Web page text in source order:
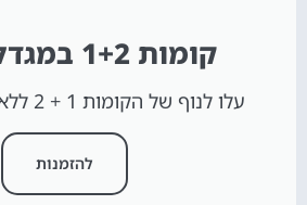
קומות 1+2 במגדל אייפל
עלו לנוף של הקומות 1 + 2 ללא עלייה לפסגה!
להזמנות